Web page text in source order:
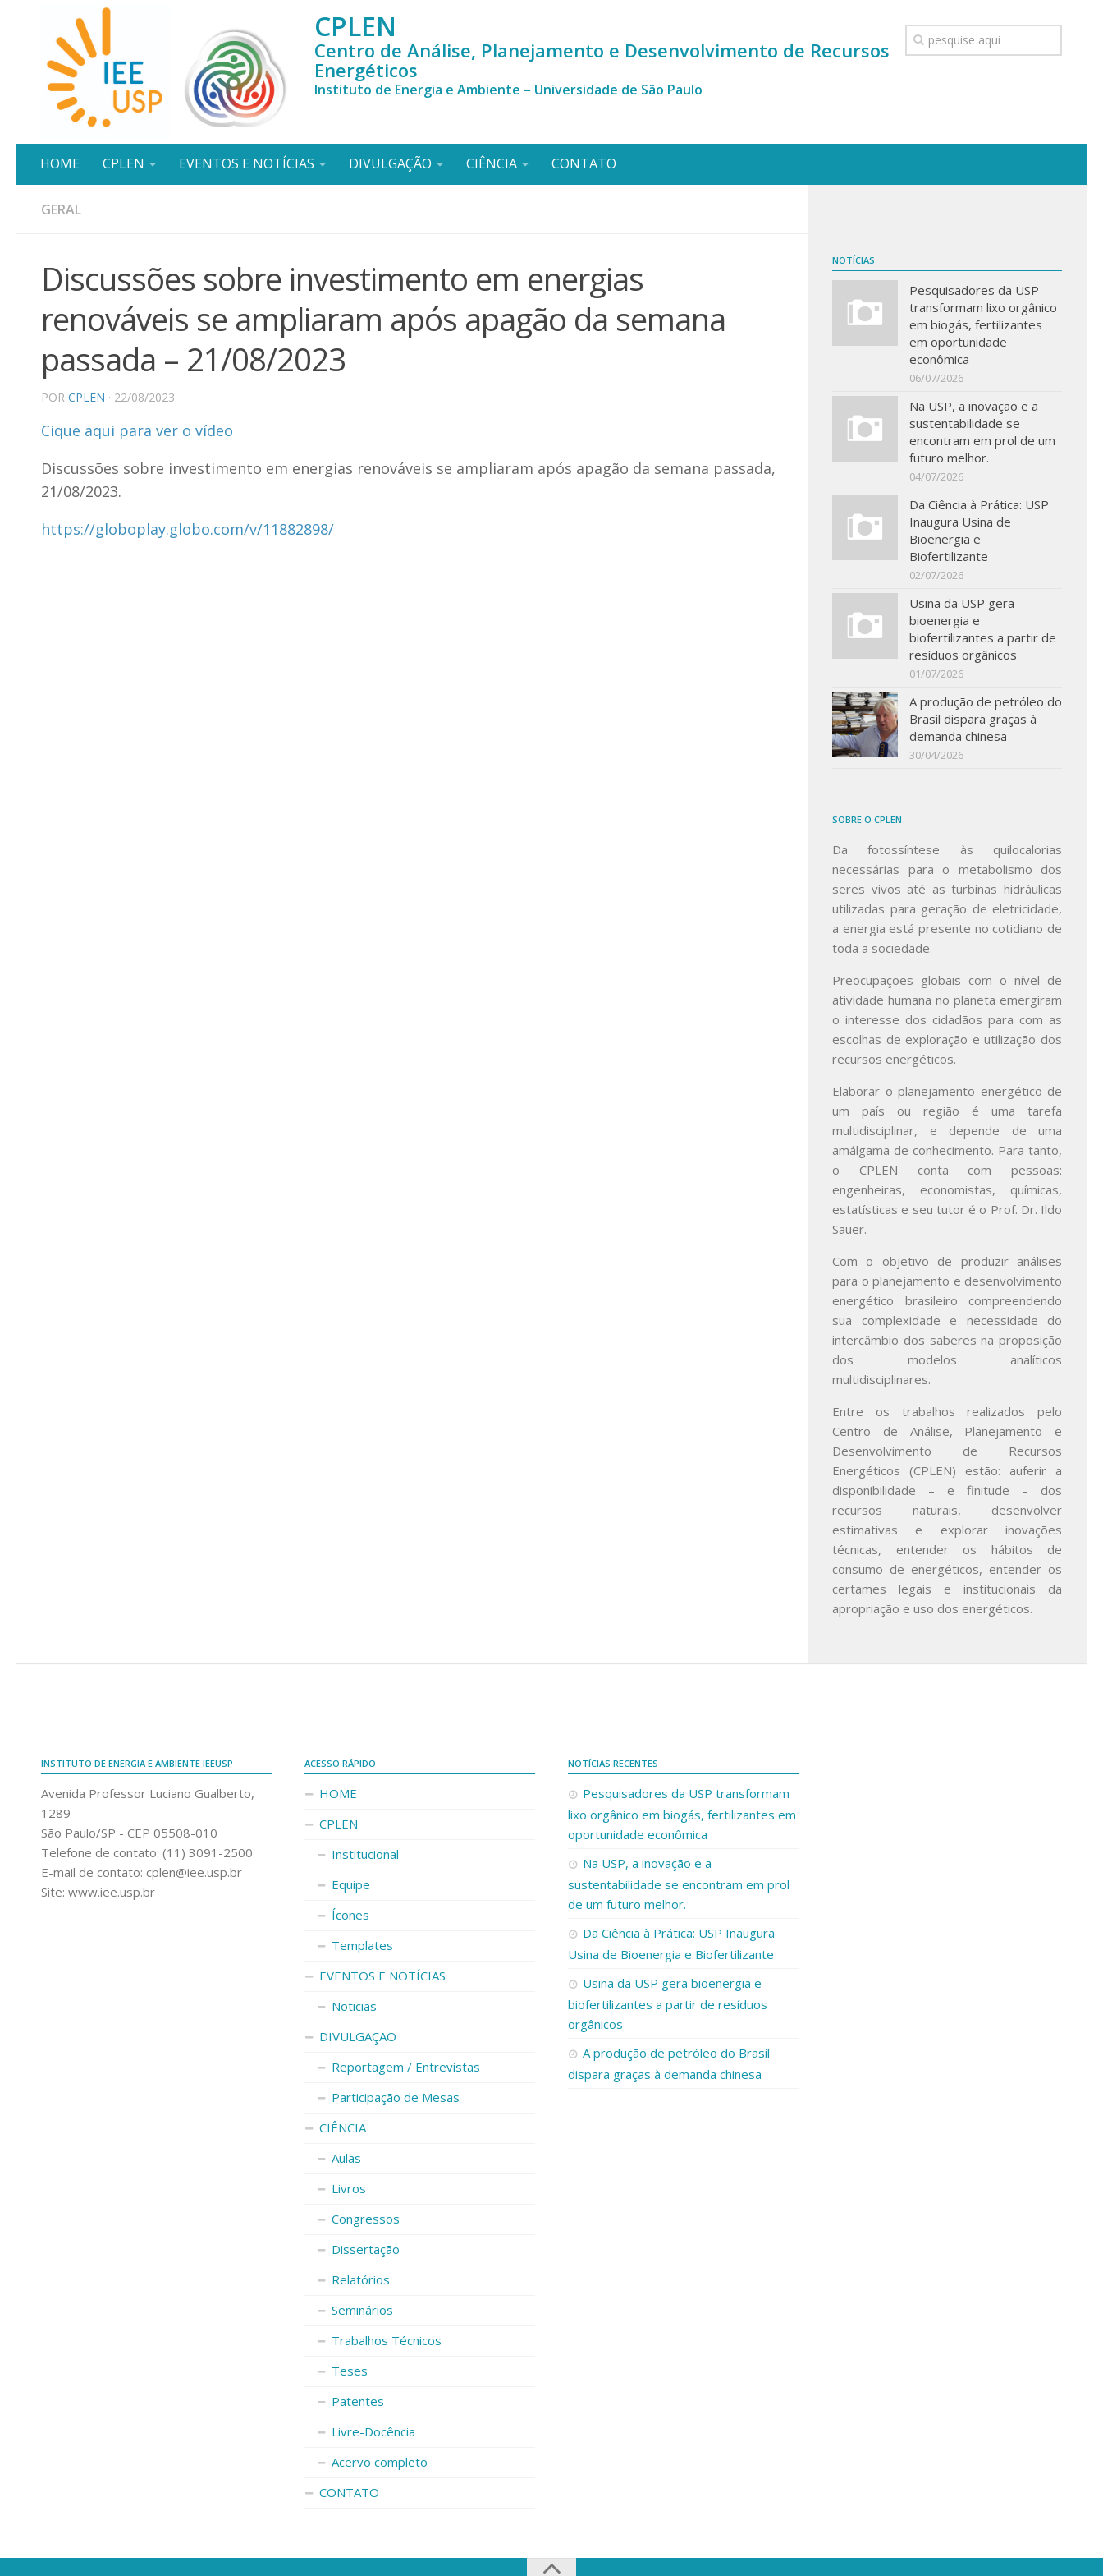
CPLEN
Centro de Análise, Planejamento e Desenvolvimento de Recursos
Energéticos
Instituto de Energia e Ambiente – Universidade de São Paulo
HOME CPLEN EVENTOS E NOTÍCIAS DIVULGAÇÃO CIÊNCIA CONTATO
GERAL
Discussões sobre investimento em energias
renováveis se ampliaram após apagão da semana
passada – 21/08/2023
POR CPLEN · 22/08/2023
Cique aqui para ver o vídeo
Discussões sobre investimento em energias renováveis se ampliaram após apagão da semana passada,
21/08/2023.
https://globoplay.globo.com/v/11882898/
NOTÍCIAS
Pesquisadores da USP
transformam lixo orgânico
em biogás, fertilizantes
em oportunidade
econômica
06/07/2026
Na USP, a inovação e a
sustentabilidade se
encontram em prol de um
futuro melhor.
04/07/2026
Da Ciência à Prática: USP
Inaugura Usina de
Bioenergia e
Biofertilizante
02/07/2026
Usina da USP gera
bioenergia e
biofertilizantes a partir de
resíduos orgânicos
01/07/2026
A produção de petróleo do
Brasil dispara graças à
demanda chinesa
30/04/2026
SOBRE O CPLEN
Da fotossíntese às quilocalorias
necessárias para o metabolismo dos
seres vivos até as turbinas hidráulicas
utilizadas para geração de eletricidade,
a energia está presente no cotidiano de
toda a sociedade.
Preocupações globais com o nível de
atividade humana no planeta emergiram
o interesse dos cidadãos para com as
escolhas de exploração e utilização dos
recursos energéticos.
Elaborar o planejamento energético de
um país ou região é uma tarefa
multidisciplinar, e depende de uma
amálgama de conhecimento. Para tanto,
o CPLEN conta com pessoas:
engenheiras, economistas, químicas,
estatísticas e seu tutor é o Prof. Dr. Ildo
Sauer.
Com o objetivo de produzir análises
para o planejamento e desenvolvimento
energético brasileiro compreendendo
sua complexidade e necessidade do
intercâmbio dos saberes na proposição
dos modelos analíticos
multidisciplinares.
Entre os trabalhos realizados pelo
Centro de Análise, Planejamento e
Desenvolvimento de Recursos
Energéticos (CPLEN) estão: auferir a
disponibilidade – e finitude – dos
recursos naturais, desenvolver
estimativas e explorar inovações
técnicas, entender os hábitos de
consumo de energéticos, entender os
certames legais e institucionais da
apropriação e uso dos energéticos.
INSTITUTO DE ENERGIA E AMBIENTE IEEUSP
Avenida Professor Luciano Gualberto,
1289
São Paulo/SP - CEP 05508-010
Telefone de contato: (11) 3091-2500
E-mail de contato: cplen@iee.usp.br
Site: www.iee.usp.br
ACESSO RÁPIDO
HOME
CPLEN
Institucional
Equipe
Ícones
Templates
EVENTOS E NOTÍCIAS
Noticias
DIVULGAÇÃO
Reportagem / Entrevistas
Participação de Mesas
CIÊNCIA
Aulas
Livros
Congressos
Dissertação
Relatórios
Seminários
Trabalhos Técnicos
Teses
Patentes
Livre-Docência
Acervo completo
CONTATO
NOTÍCIAS RECENTES
Pesquisadores da USP transformam
lixo orgânico em biogás, fertilizantes em
oportunidade econômica
Na USP, a inovação e a
sustentabilidade se encontram em prol
de um futuro melhor.
Da Ciência à Prática: USP Inaugura
Usina de Bioenergia e Biofertilizante
Usina da USP gera bioenergia e
biofertilizantes a partir de resíduos
orgânicos
A produção de petróleo do Brasil
dispara graças à demanda chinesa